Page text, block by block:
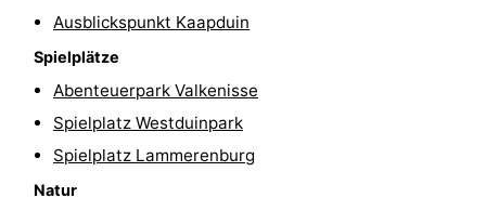
Spielplätze
Indoor-
Spielplätze
Bowling
Wellness-
Zentren
Dörfer
Ausblickspunkt Kaapduin
Spielplätze
Abenteuerpark Valkenisse
Spielplatz Westduinpark
Spielplatz Lammerenburg
Natur